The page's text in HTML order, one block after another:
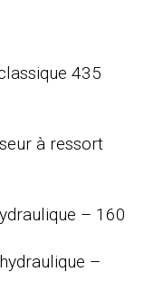
435
à ressort
– 160
–